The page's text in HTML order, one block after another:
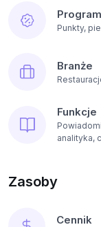
Punkty,
Branże
Funkcje
analityka,
Zasoby
Cennik